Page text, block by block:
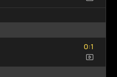
0
0:
1
1